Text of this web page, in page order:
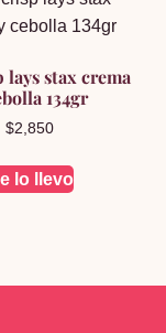
lays stax crema
134gr
$2,850
lo llevo